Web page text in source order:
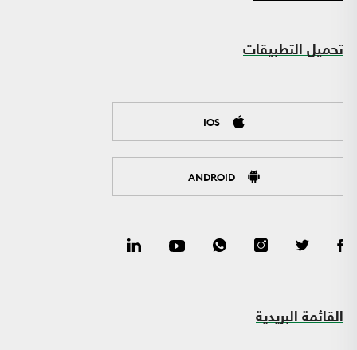
تحميل التطبيقات
IOS
ANDROID
القائمة البريدية